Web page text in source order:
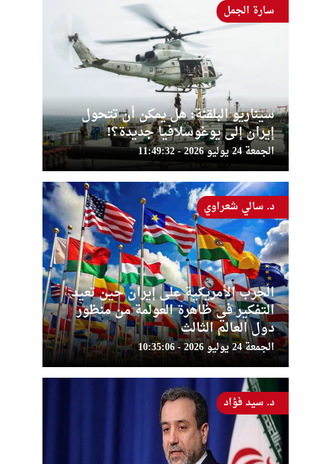
سيناريو البلقنة: هل يمكن أن تتحول
إيران إلى يوغوسلافيا جديدة؟!
الجمعة 24 يوليو 2026 - 11:49:32
سارة الجمل
الحرب الأمريكية على إيران حين تعيد
التفكير في ظاهرة العولمة من منظور
دول العالم الثالث
الجمعة 24 يوليو 2026 - 10:35:06
د. سالي شعراوي
د. سيد فؤاد